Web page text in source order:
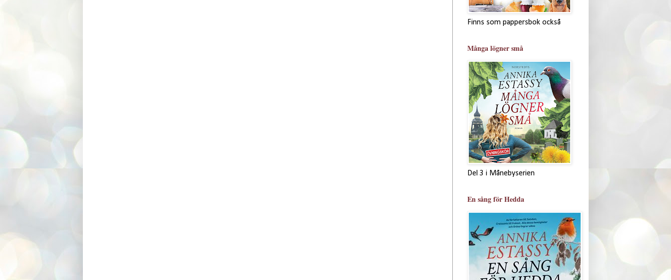
Finns som pappersbok också
Många lögner små
Del 3 i Månebyserien
En sång för Hedda